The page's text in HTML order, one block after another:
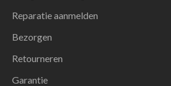
Reparatie aanmelden
Bezorgen
Retourneren
Garantie